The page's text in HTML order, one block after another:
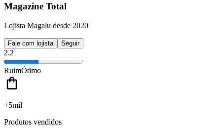
Magazine Total
Lojista Magalu desde 2020
Fale com lojista Seguir
2.2
RuimÓtimo
+5mil
Produtos vendidos